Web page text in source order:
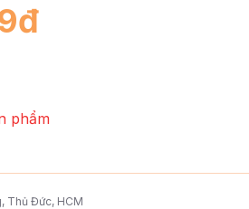
đ
phẩm
Thủ Đức, HCM